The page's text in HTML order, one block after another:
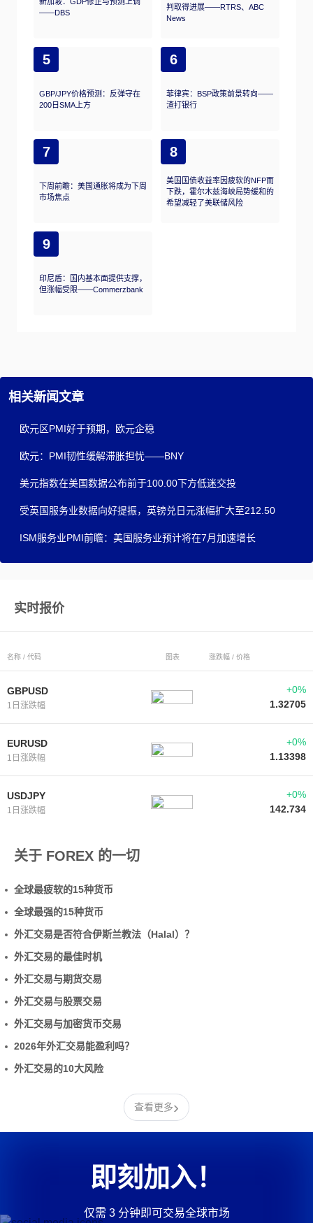
——DBS
判取得进展——RTRS、ABC
News
5
GBP/JPY价格预测：反弹守在
200日SMA上方
6
菲律宾：BSP政策前景转向——
渣打银行
7
下周前瞻：美国通胀将成为下周
市场焦点
8
美国国债收益率因疲软的NFP而
下跌，霍尔木兹海峡局势缓和的
希望减轻了美联储风险
9
印尼盾：国内基本面提供支撑，
但涨幅受限——Commerzbank
相关新闻文章
欧元区PMI好于预期，欧元企稳
欧元：PMI韧性缓解滞胀担忧——BNY
美元指数在美国数据公布前于100.00下方低迷交投
受英国服务业数据向好提振，英镑兑日元涨幅扩大至212.50
ISM服务业PMI前瞻：美国服务业预计将在7月加速增长
实时报价
名称 / 代码 图表 涨跌幅 / 价格
GBPUSD
1日涨跌幅
+0%
1.32705
EURUSD
1日涨跌幅
+0%
1.13398
USDJPY
1日涨跌幅
+0%
142.734
关于 FOREX 的一切
全球最疲软的15种货币
全球最强的15种货币
外汇交易是否符合伊斯兰教法（Halal）？
外汇交易的最佳时机
外汇交易与期货交易
外汇交易与股票交易
外汇交易与加密货币交易
2026年外汇交易能盈利吗？
外汇交易的10大风险
查看更多›
即刻加入！
仅需 3 分钟即可交易全球市场